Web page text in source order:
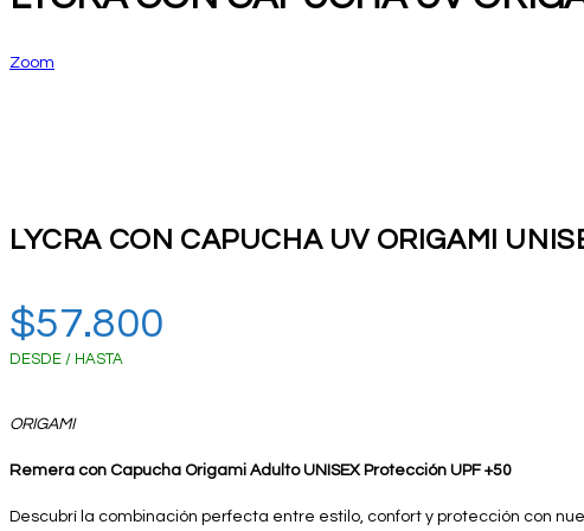
Zoom
LYCRA CON CAPUCHA UV ORIGAMI
$57.800
DESDE / HASTA
ORIGAMI
Remera con Capucha Origami Adulto UNISEX Protección UPF +50
Descubrí la combinación perfecta entre estilo, confort y protección con